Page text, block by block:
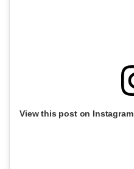
View this post on Instagram